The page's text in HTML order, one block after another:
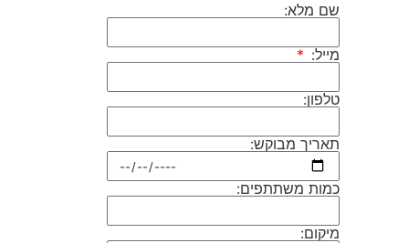
שם מלא:
מייל:
טלפון:
תאריך מבוקש:
כמות משתתפים:
מיקום: